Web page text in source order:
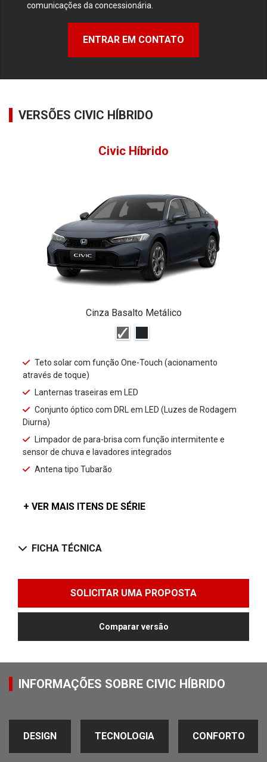
comunicações da concessionária.
ENTRAR EM CONTATO
VERSÕES CIVIC HÍBRIDO
Civic Híbrido
Cinza Basalto Metálico
Teto solar com função One-Touch (acionamento
através de toque)
Lanternas traseiras em LED
Conjunto óptico com DRL em LED (Luzes de Rodagem
Diurna)
Limpador de para-brisa com função intermitente e
sensor de chuva e lavadores integrados
Antena tipo Tubarão
+ VER MAIS ITENS DE SÉRIE
FICHA TÉCNICA
SOLICITAR UMA PROPOSTA
Comparar versão
INFORMAÇÕES SOBRE CIVIC HÍBRIDO
DESIGN TECNOLOGIA CONFORTO